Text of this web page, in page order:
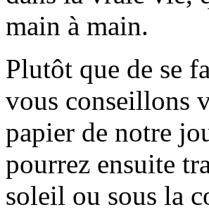
main à main.
Plutôt que de se
vous conseillons
papier de notre
pourrez ensuite
soleil ou sous la